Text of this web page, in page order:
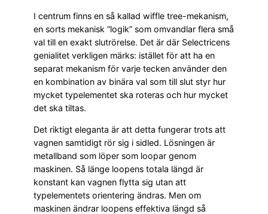
I centrum finns en så kallad wiffle tree-mekanism,
en sorts mekanisk “logik” som omvandlar flera små
val till en exakt slutrörelse. Det är där Selectricens
genialitet verkligen märks: istället för att ha en
separat mekanism för varje tecken använder den
en kombination av binära val som till slut styr hur
mycket typelementet ska roteras och hur mycket
det ska tiltas.
Det riktigt eleganta är att detta fungerar trots att
vagnen samtidigt rör sig i sidled. Lösningen är
metallband som löper som loopar genom
maskinen. Så länge loopens totala längd är
konstant kan vagnen flytta sig utan att
typelementets orientering ändras. Men om
maskinen ändrar loopens effektiva längd så